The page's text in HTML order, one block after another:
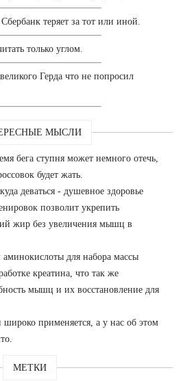
теряет за тот или иной.
только углом.
Герда что не попросил
МЫСЛИ
бега ступня может немного отечь,
будет жать.
деваться - душевное здоровье
позволит укрепить
жир без увеличения мышц в
для набора массы
креатина, что так же
мышц и их восстановление для
широко применяется, а у нас об этом
МЕТКИ